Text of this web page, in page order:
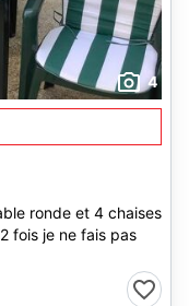
4
ronde et 4 chaises
fois je ne fais pas